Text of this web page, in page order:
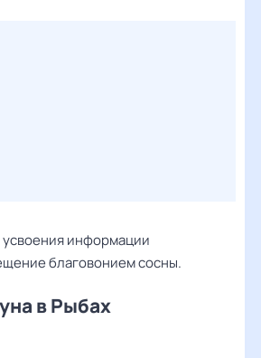
информации
благовонием сосны.
в Рыбах